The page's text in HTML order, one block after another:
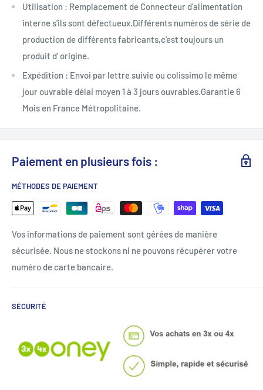
Utilisation : Remplacement de Connecteur d'alimentation
interne s'ils sont défectueux.Différents numéros de série de
production de différents fabricants,c'est toujours un
produit d' origine.
Expédition : Envoi par lettre suivie ou colissimo le même
jour ouvrable délai moyen 1 à 3 jours ouvrables.Garantie 6
Mois en France Métropolitaine.
Paiement en plusieurs fois :
MÉTHODES DE PAIEMENT
Vos informations de paiement sont gérées de manière
sécurisée. Nous ne stockons ni ne pouvons récupérer votre
numéro de carte bancaire.
SÉCURITÉ